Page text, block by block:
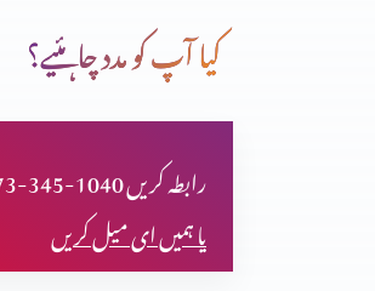
قوت کا درست استمال (حصہ 3)
فلپیوں کا خط (حصہ 2)
کیا آپ کو مدد چاہئیے؟
+27-73-345-1040 رابطہ کریں
یا ہمیں ای میل کریں